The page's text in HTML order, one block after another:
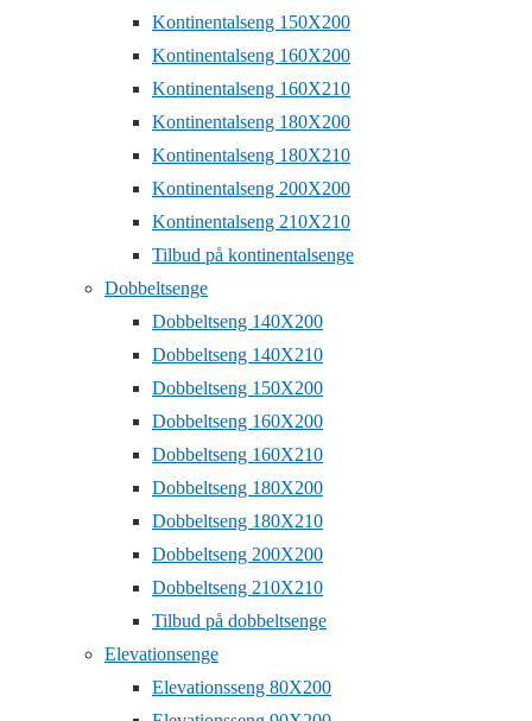
Kontinentalseng 150X200
Kontinentalseng 160X200
Kontinentalseng 160X210
Kontinentalseng 180X200
Kontinentalseng 180X210
Kontinentalseng 200X200
Kontinentalseng 210X210
Tilbud på kontinentalsenge
Dobbeltsenge
Dobbeltseng 140X200
Dobbeltseng 140X210
Dobbeltseng 150X200
Dobbeltseng 160X200
Dobbeltseng 160X210
Dobbeltseng 180X200
Dobbeltseng 180X210
Dobbeltseng 200X200
Dobbeltseng 210X210
Tilbud på dobbeltsenge
Elevationsenge
Elevationsseng 80X200